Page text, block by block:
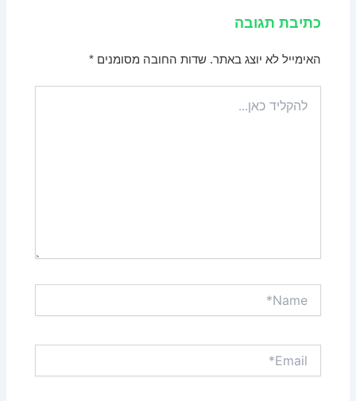
כתיבת תגובה
האימייל לא יוצג באתר. שדות החובה מסומנים*
כאן...